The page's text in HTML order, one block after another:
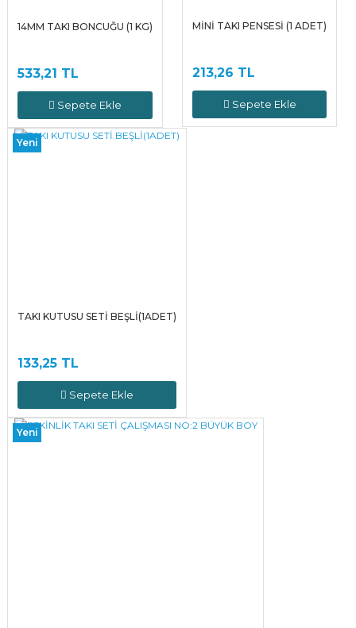
14MM TAKI BONCUĞU (1 KG)
533,21 TL
Sepete Ekle
MİNİ TAKI PENSESİ (1 ADET)
213,26 TL
Sepete Ekle
Yeni
TAKI KUTUSU SETİ BEŞLİ(1ADET)
133,25 TL
Sepete Ekle
Yeni